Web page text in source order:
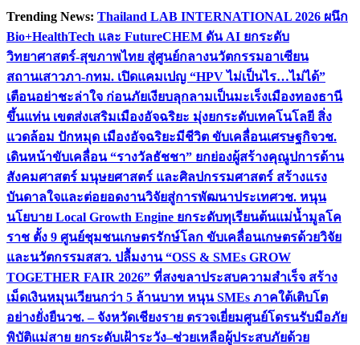
Skip
content
Trending News: Thailand LAB INTERNATIONAL 2026 ผนึก
Bio+HealthTech และ FutureCHEM ดัน AI ยกระดับ
วิทยาศาสตร์-สุขภาพไทย สู่ศูนย์กลางนวัตกรรมอาเซียน
สถานเสาวภา-กทม. เปิดแคมเปญ “HPV ไม่เป็นไร…ไม่ได้”
เตือนอย่าชะล่าใจ ก่อนภัยเงียบลุกลามเป็นมะเร็งเมืองทองธานี
ขึ้นแท่น เขตส่งเสริมเมืองอัจฉริยะ มุ่งยกระดับเทคโนโลยี สิ่ง
แวดล้อม ปักหมุด เมืองอัจฉริยะมีชีวิต ขับเคลื่อนเศรษฐกิจวช.
เดินหน้าขับเคลื่อน “รางวัลธัชชา” ยกย่องผู้สร้างคุณูปการด้าน
สังคมศาสตร์ มนุษยศาสตร์ และศิลปกรรมศาสตร์ สร้างแรง
บันดาลใจและต่อยอดงานวิจัยสู่การพัฒนาประเทศวช. หนุน
นโยบาย Local Growth Engine ยกระดับทุเรียนต้นแม่น้ำมูลโค
ราช ตั้ง 9 ศูนย์ชุมชนเกษตรรักษ์โลก ขับเคลื่อนเกษตรด้วยวิจัย
และนวัตกรรมสสว. ปลื้มงาน “OSS & SMEs GROW
TOGETHER FAIR 2026” ที่สงขลาประสบความสำเร็จ สร้าง
เม็ดเงินหมุนเวียนกว่า 5 ล้านบาท หนุน SMEs ภาคใต้เติบโต
อย่างยั่งยืนวช. – จังหวัดเชียงราย ตรวจเยี่ยมศูนย์โดรนรับมือภัย
พิบัติแม่สาย ยกระดับเฝ้าระวัง–ช่วยเหลือผู้ประสบภัยด้วย